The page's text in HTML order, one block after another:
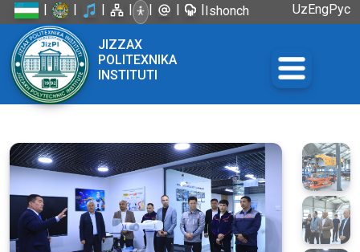
| | | | | | |Ishonch
UzEngРус
JIZZAX
POLITEXNIKA
INSTITUTI